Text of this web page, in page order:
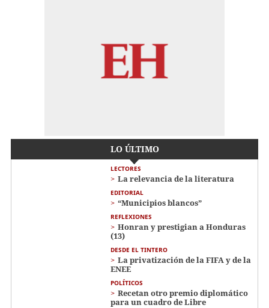
LO ÚLTIMO
LECTORES
La relevancia de la literatura
EDITORIAL
“Municipios blancos”
REFLEXIONES
Honran y prestigian a Honduras
(13)
DESDE EL TINTERO
La privatización de la FIFA y de la
ENEE
POLÍTICOS
Recetan otro premio diplomático
para un cuadro de Libre